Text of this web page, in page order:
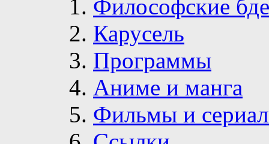
Философские
Карусель
Программы
Аниме и манга
Фильмы и